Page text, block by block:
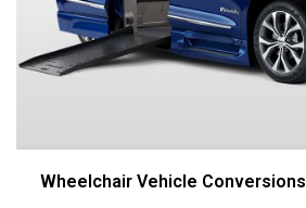
Wheelchair Vehicle Conversions